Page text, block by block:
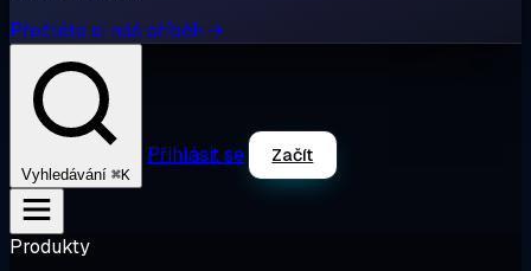
Přečtěte si náš příběh →
Vyhledávání ⌘K
Přihlásit se Začít
Produkty